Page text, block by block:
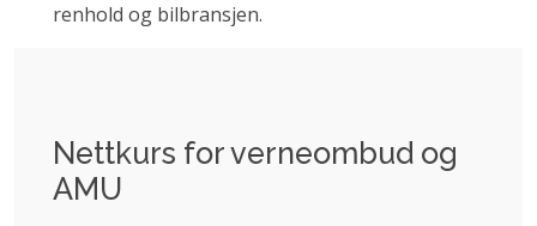
renhold og bilbransjen.
Nettkurs for verneombud og
AMU